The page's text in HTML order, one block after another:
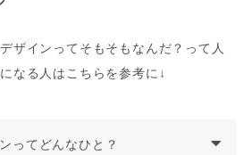
ザインってそもそもなんだ？って人
なる人はこちらを参考に↓
ってどんなひと？